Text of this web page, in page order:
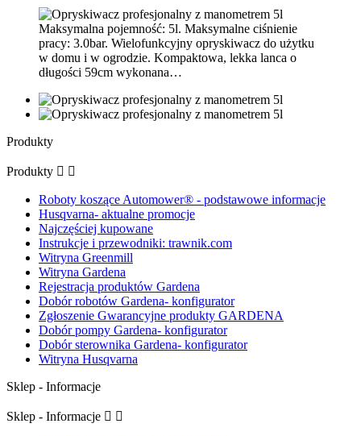
Maksymalna pojemność: 5l. Maksymalne ciśnienie
pracy: 3.0bar. Wielofunkcyjny opryskiwacz do użytku
w domu i w ogrodzie. Kompaktowa, lekka lanca o
długości 59cm wykonana…
Produkty
Produkty  
Roboty koszące Automower® - podstawowe informacje
Husqvarna- aktualne promocje
Najczęściej kupowane
Instrukcje i przewodniki: trawnik.com
Witryna Greenmill
Witryna Gardena
Rejestracja produktów Gardena
Dobór robotów Gardena- konfigurator
Zgłoszenie Gwarancyjne produkty GARDENA
Dobór pompy Gardena- konfigurator
Dobór sterownika Gardena- konfigurator
Witryna Husqvarna
Sklep - Informacje
Sklep - Informacje  